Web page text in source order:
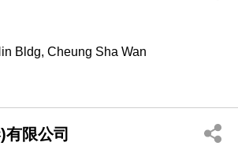
Bldg, Cheung Sha Wan
限公司